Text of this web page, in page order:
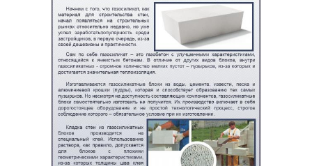
Потолочные
перекрытия
Перекрытия на
деревянных лагах
Перекрытия для гаража Бетонное перекрытие